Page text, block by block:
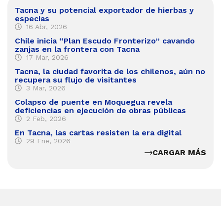
Tacna y su potencial exportador de hierbas y
especias
16 Abr, 2026
Chile inicia “Plan Escudo Fronterizo” cavando
zanjas en la frontera con Tacna
17 Mar, 2026
Tacna, la ciudad favorita de los chilenos, aún no
recupera su flujo de visitantes
3 Mar, 2026
Colapso de puente en Moquegua revela
deficiencias en ejecución de obras públicas
2 Feb, 2026
En Tacna, las cartas resisten la era digital
29 Ene, 2026
CARGAR MÁS